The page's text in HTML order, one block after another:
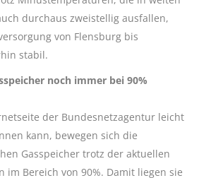
durchaus zweistellig ausfallen,
von Flensburg bis
stabil.
noch immer bei 90%
der Bundesnetzagentur leicht
kann, bewegen sich die
Gasspeicher trotz der aktuellen
im Bereich von 90%. Damit liegen sie